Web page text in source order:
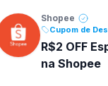
Shopee
Cupom de
R$2 OFF
na Shopee